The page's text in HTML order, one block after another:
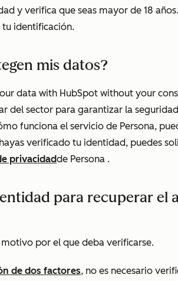
y verifica que seas mayor de 18
identificación.
mis datos?
data with HubSpot without your
del sector para garantizar la
funciona el servicio de Persona,
verificado tu identidad, puedes
privacidadde Persona .
para recuperar el
por el que deba verificarse.
de dos factores, no es necesario